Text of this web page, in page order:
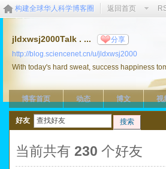
构建全球华人科学博客圈 返回首页
jldxwsj2000Talk . ... 分享
http://blog.sciencenet.cn/u/jldxwsj2000
With today's hard sweat, success happiness
博客首页 动态 博文 视
好友 搜索
当前共有 230 个好友